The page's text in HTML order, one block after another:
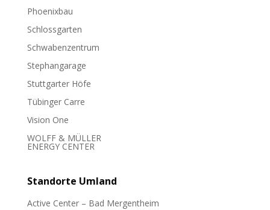
Phoenixbau
Schlossgarten
Schwabenzentrum
Stephangarage
Stuttgarter Höfe
Tübinger Carre
Vision One
WOLFF & MÜLLER
ENERGY CENTER
Standorte Umland
Active Center – Bad Mergentheim